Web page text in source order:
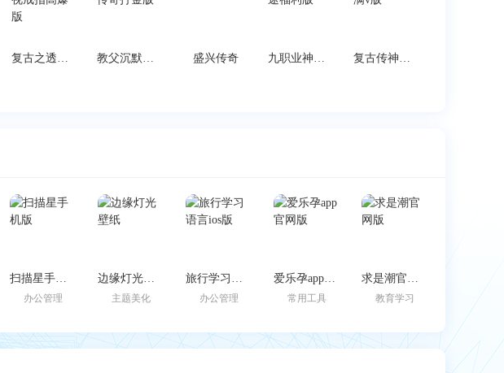
复古之透视戒指高爆版 教父沉默传奇打金版 盛兴传奇 九职业神途福利版 复古传神满v版
扫描星手机版
办公管理
边缘灯光壁纸
主题美化
旅行学习语言ios版
办公管理
爱乐孕app官网版
常用工具
求是潮官网版
教育学习